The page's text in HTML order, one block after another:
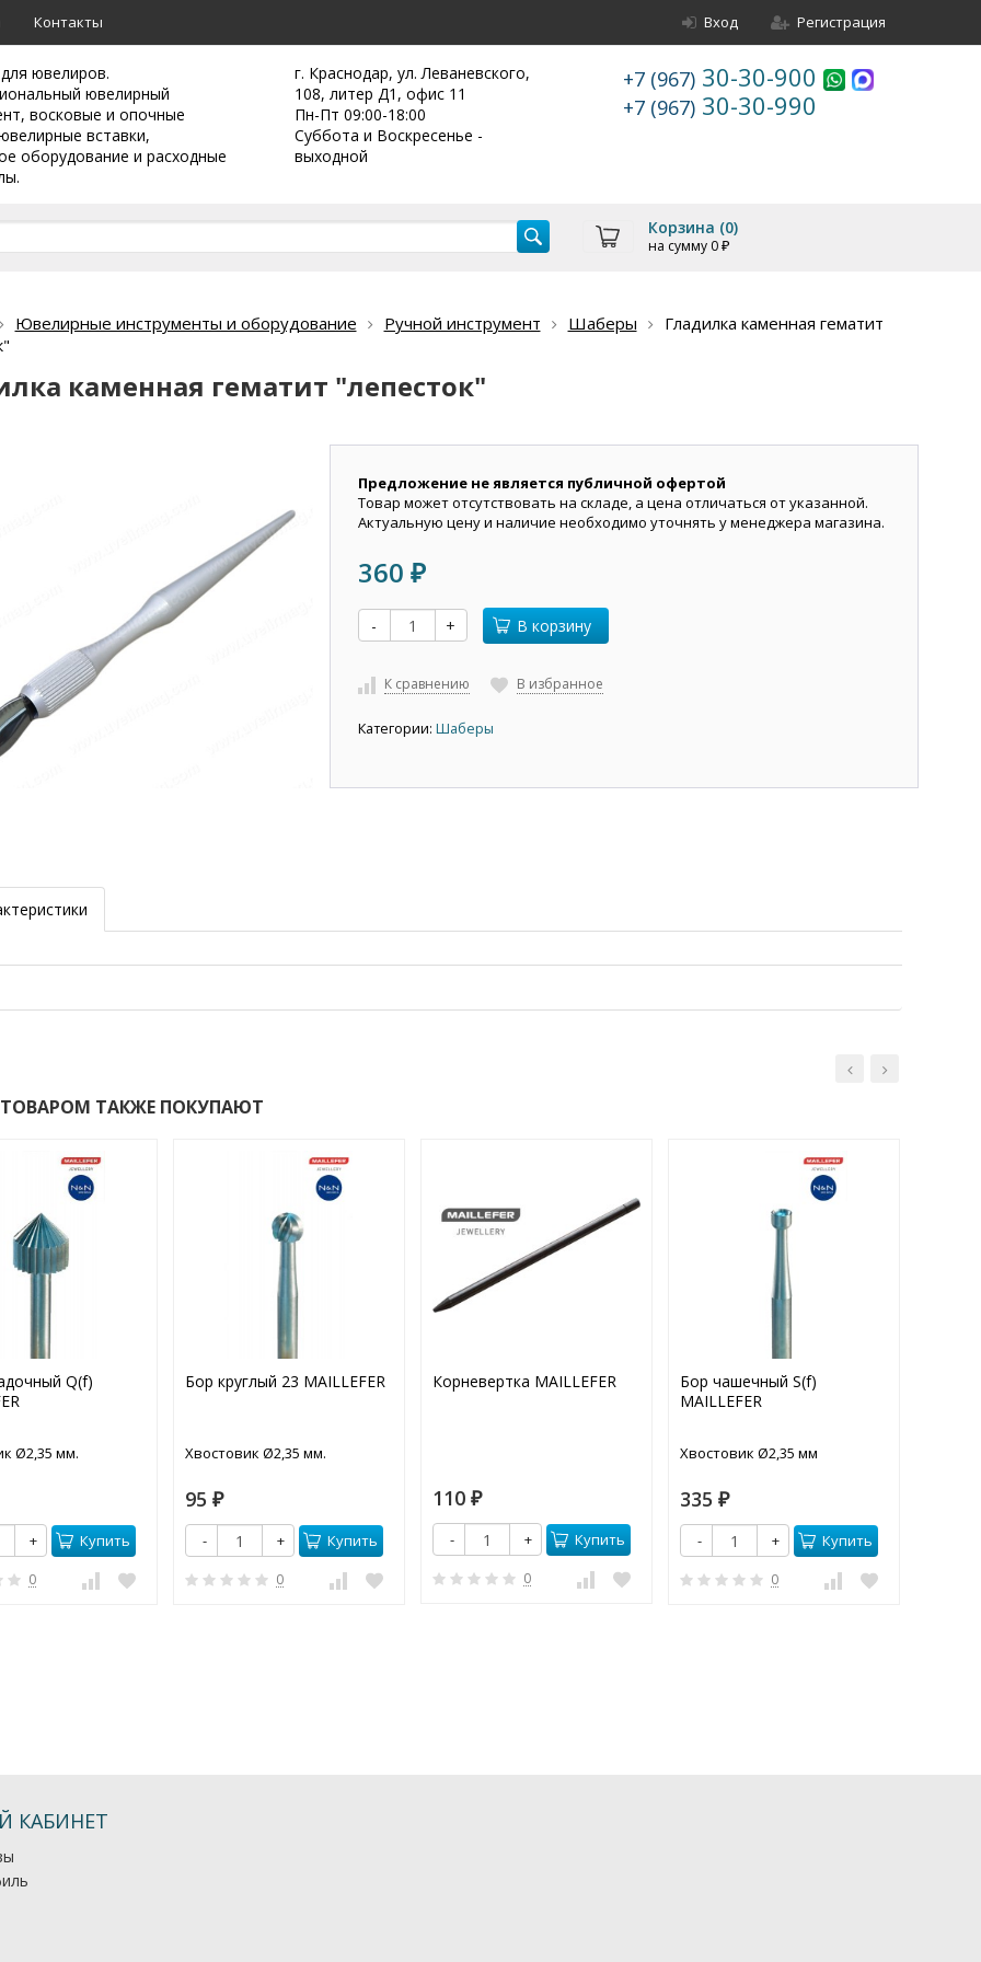
Контакты Вход Регистрация
ювелиров.
ювелирный
восковые и опочные
вставки,
оборудование и расходные
г. Краснодар, ул. Леваневского,
108, литер Д1, офис 11
Пн-Пт 09:00-18:00
Суббота и Воскресенье -
выходной
+7 (967) 30-30-900
+7 (967) 30-30-990
Корзина (0)
на сумму 0 ₽
Ювелирные инструменты и оборудование Ручной инструмент Шаберы
Гладилка каменная гематит
каменная гематит "лепесток"
Предложение не является публичной офертой
Товар может отсутствовать на складе, а цена отличаться от указанной.
Актуальную цену и наличие необходимо уточнять у менеджера магазина.
360 ₽
- + В корзину
К сравнению В избранное
Категории: Шаберы
ТАКЖЕ ПОКУПАЮТ
Q(f)
Ø2,35 мм.
+ Купить
0
Бор круглый 23 MAILLEFER
Хвостовик Ø2,35 мм.
95 ₽
- + Купить
0
Корневертка MAILLEFER
110 ₽
- + Купить
0
Бор чашечный S(f)
MAILLEFER
Хвостовик Ø2,35 мм
335 ₽
- + Купить
0
КАБИНЕТ